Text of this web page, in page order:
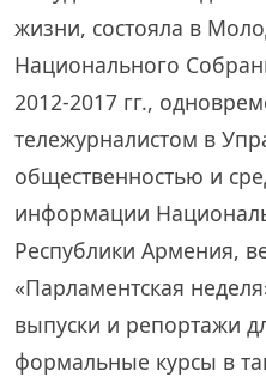
жизни, состояла в
Национального
2012-2017 гг.,
тележурналистом в
общественностью и
информации
Республики Армения,
«Парламентская
выпуски и репортажи
формальные курсы в